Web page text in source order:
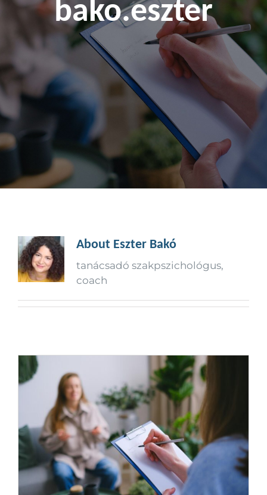
Kapcsolat
bako.eszter
About Eszter Bakó
tanácsadó szakpszichológus,
coach